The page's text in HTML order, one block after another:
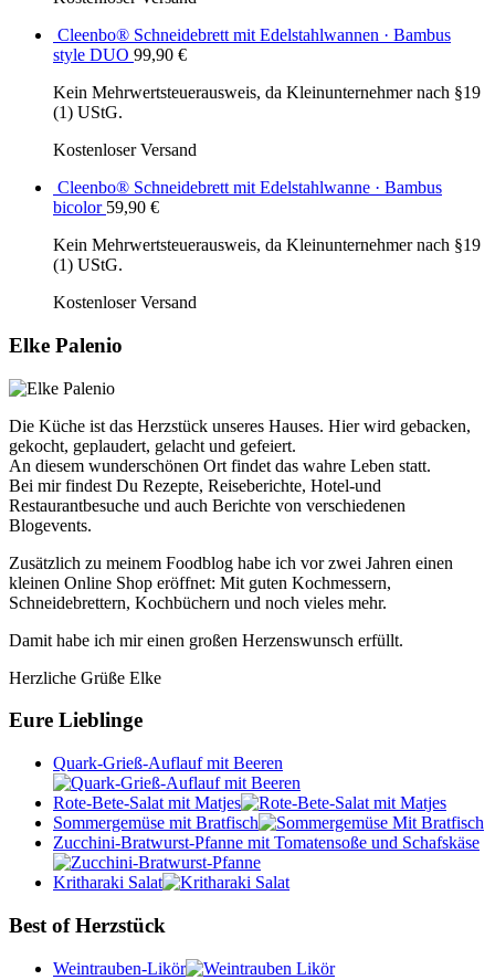
Cleenbo® Schneidebrett mit Edelstahlwannen · Bambus
style DUO 99,90 €
Kein Mehrwertsteuerausweis, da Kleinunternehmer nach §19
(1) UStG.
Kostenloser Versand
Cleenbo® Schneidebrett mit Edelstahlwanne · Bambus
bicolor 59,90 €
Kein Mehrwertsteuerausweis, da Kleinunternehmer nach §19
(1) UStG.
Kostenloser Versand
Elke Palenio
Die Küche ist das Herzstück unseres Hauses. Hier wird gebacken,
gekocht, geplaudert, gelacht und gefeiert.
An diesem wunderschönen Ort findet das wahre Leben statt.
Bei mir findest Du Rezepte, Reiseberichte, Hotel-und
Restaurantbesuche und auch Berichte von verschiedenen
Blogevents.
Zusätzlich zu meinem Foodblog habe ich vor zwei Jahren einen
kleinen Online Shop eröffnet: Mit guten Kochmessern,
Schneidebrettern, Kochbüchern und noch vieles mehr.
Damit habe ich mir einen großen Herzenswunsch erfüllt.
Herzliche Grüße Elke
Eure Lieblinge
Quark-Grieß-Auflauf mit Beeren
Rote-Bete-Salat mit Matjes
Sommergemüse mit Bratfisch
Zucchini-Bratwurst-Pfanne mit Tomatensoße und Schafskäse
Kritharaki Salat
Best of Herzstück
Weintrauben-Likör